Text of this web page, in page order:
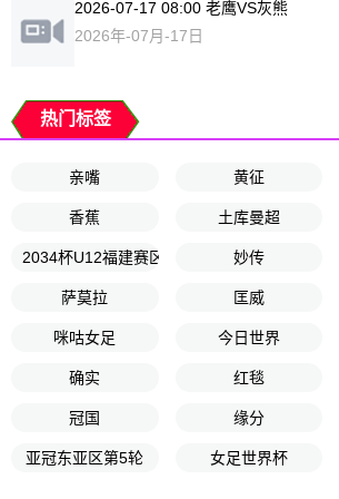
2026-07-17 08:00 老鹰VS灰熊
2026年-07月-17日
热门标签
亲嘴 黄征
香蕉 土库曼超
2034杯U12福建赛区 妙传
萨莫拉 匡威
咪咕女足 今日世界
确实 红毯
冠国 缘分
亚冠东亚区第5轮 女足世界杯